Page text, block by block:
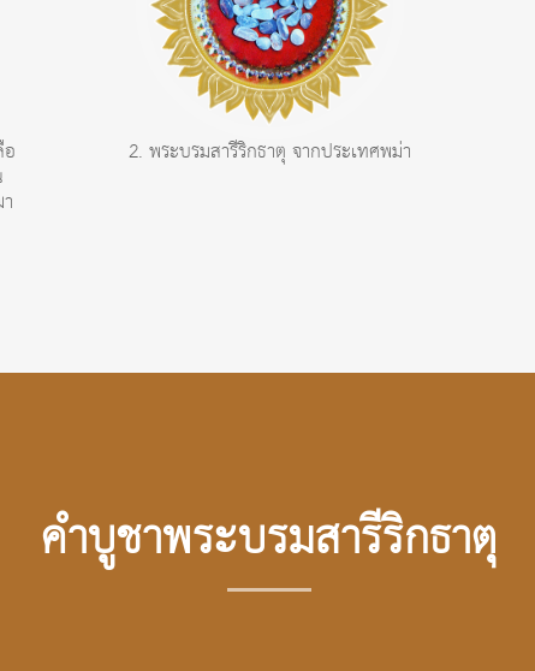
2. พระบรมสารีริกธาตุ จากประเทศพม่า
คำบูชาพระบรมสารีริกธาตุ